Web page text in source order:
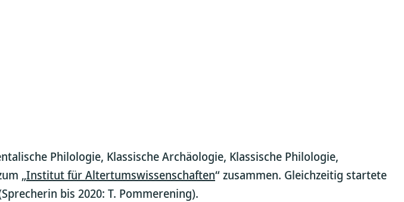
Philologie, Klassische Archäologie, Klassische Philologie,
„Institut für Altertumswissenschaften“ zusammen. Gleichzeitig startete
bis 2020: T. Pommerening).